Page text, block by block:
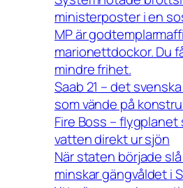
ministerposter i en
MP är
marionettdockor. Du
mindre frihet.
Saab 21 – det
som vände på
Fire Boss –
vatten direkt ur sjön
När staten började
minskar gängvåldet i